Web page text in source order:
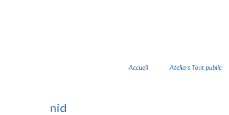
Accueil Ateliers Tout public
nid